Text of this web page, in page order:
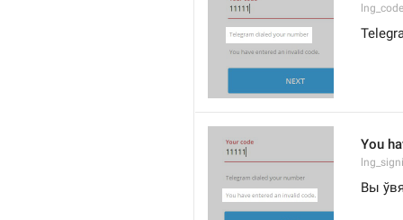
You
Вы